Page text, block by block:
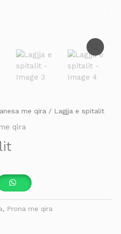
me qira / Lagjja e spitalit
qira
, Prona me qira